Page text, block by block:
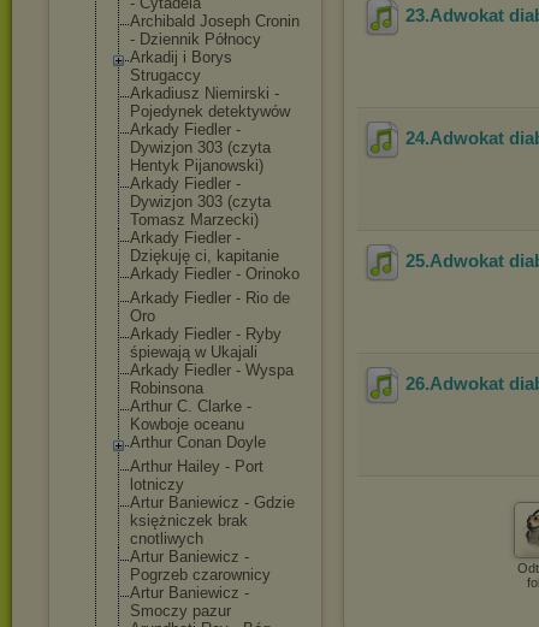
Archibald Joseph Cronin
- Dziennik Północy
Arkadij i Borys
Strugaccy
Arkadiusz Niemirski -
Pojedynek detektywów
Arkady Fiedler -
Dywizjon 303 (czyta
Hentyk Pijanowski)
Arkady Fiedler -
Dywizjon 303 (czyta
Tomasz Marzecki)
Arkady Fiedler -
Dziękuję ci, kapitanie
Arkady Fiedler - Orinoko
Arkady Fiedler - Rio de
Oro
Arkady Fiedler - Ryby
śpiewają w Ukajali
Arkady Fiedler - Wyspa
Robinsona
Arthur C. Clarke -
Kowboje oceanu
Arthur Conan Doyle
Arthur Hailey - Port
lotniczy
Artur Baniewicz - Gdzie
księżniczek brak
cnotliwych
Artur Baniewicz -
Pogrzeb czarownicy
Artur Baniewicz -
Smoczy pazur
23.Adwokat
24.Adwokat
25.Adwokat
26.Adwokat